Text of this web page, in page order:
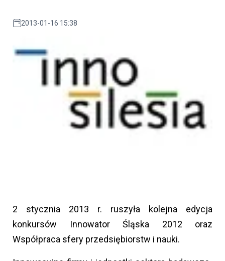
2013-01-16 15:38
2 stycznia 2013 r. ruszyła kolejna edycja
konkursów Innowator Śląska 2012 oraz
Współpraca sfery przedsiębiorstw i nauki.